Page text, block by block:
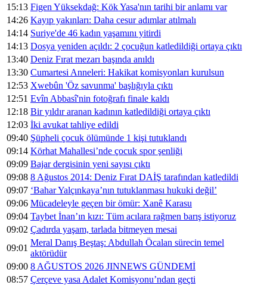
15:13 Figen Yüksekdağ: Kök Yasa'nın tarihi bir anlamı var
14:26 Kayıp yakınları: Daha cesur adımlar atılmalı
14:14 Suriye'de 46 kadın yaşamını yitirdi
14:13 Dosya yeniden açıldı: 2 çocuğun katledildiği ortaya çıktı
13:40 Deniz Fırat mezarı başında anıldı
13:30 Cumartesi Anneleri: Hakikat komisyonları kurulsun
12:53 Xwebûn 'Öz savunma' başlığıyla çıktı
12:51 Evîn Abbasî'nin fotoğrafı finale kaldı
12:18 Bir yıldır aranan kadının katledildiği ortaya çıktı
12:03 İki avukat tahliye edildi
09:40 Şüpheli çocuk ölümünde 1 kişi tutuklandı
09:14 Körhat Mahallesi’nde çocuk spor şenliği
09:09 Bajar dergisinin yeni sayısı çıktı
09:08 8 Ağustos 2014: Deniz Fırat DAİŞ tarafından katledildi
09:07 ‘Bahar Yalçınkaya’nın tutuklanması hukuki değil’
09:06 Mücadeleyle geçen bir ömür: Xanê Karasu
09:04 Taybet İnan’ın kızı: Tüm acılara rağmen barış istiyoruz
09:02 Çadırda yaşam, tarlada bitmeyen mesai
09:01
Meral Danış Beştaş: Abdullah Öcalan sürecin temel
aktörüdür
09:00 8 AĞUSTOS 2026 JINNEWS GÜNDEMİ
08:57 Çerçeve yasa Adalet Komisyonu’ndan geçti